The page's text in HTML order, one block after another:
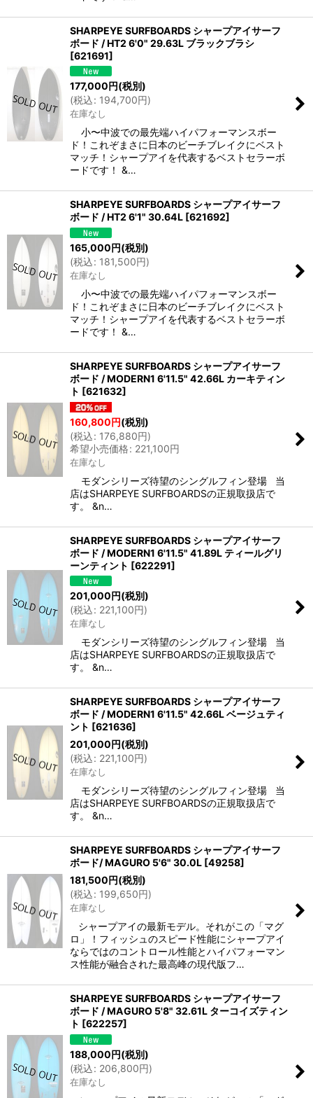
SHARPEYE SURFBOARDS シャープアイサーフ
ボード / HT2 6'0" 29.63L ブラックブラシ
[621691]
177,000円(税別)
(税込: 194,700円)
在庫なし
小〜中波での最先端ハイパフォーマンスボー
ド！これぞまさに日本のビーチブレイクにベスト
マッチ！シャープアイを代表するベストセラーボ
ードです！ &…
SHARPEYE SURFBOARDS シャープアイサーフ
ボード / HT2 6'1" 30.64L [621692]
165,000円(税別)
(税込: 181,500円)
在庫なし
小〜中波での最先端ハイパフォーマンスボー
ド！これぞまさに日本のビーチブレイクにベスト
マッチ！シャープアイを代表するベストセラーボ
ードです！ &…
SHARPEYE SURFBOARDS シャープアイサーフ
ボード / MODERN1 6'11.5" 42.66L カーキティン
ト [621632]
160,800円(税別)
(税込: 176,880円)
希望小売価格: 221,100円
在庫なし
モダンシリーズ待望のシングルフィン登場 当
店はSHARPEYE SURFBOARDSの正規取扱店で
す。 &n…
SHARPEYE SURFBOARDS シャープアイサーフ
ボード / MODERN1 6'11.5" 41.89L ティールグリ
ーンティント [622291]
201,000円(税別)
(税込: 221,100円)
在庫なし
モダンシリーズ待望のシングルフィン登場 当
店はSHARPEYE SURFBOARDSの正規取扱店で
す。 &n…
SHARPEYE SURFBOARDS シャープアイサーフ
ボード / MODERN1 6'11.5" 42.66L ベージュティ
ント [621636]
201,000円(税別)
(税込: 221,100円)
在庫なし
モダンシリーズ待望のシングルフィン登場 当
店はSHARPEYE SURFBOARDSの正規取扱店で
す。 &n…
SHARPEYE SURFBOARDS シャープアイサーフ
ボード/ MAGURO 5'6" 30.0L [49258]
181,500円(税別)
(税込: 199,650円)
在庫なし
シャープアイの最新モデル。それがこの「マグ
ロ」！フィッシュのスピード性能にシャープアイ
ならではのコントロール性能とハイパフォーマン
ス性能が融合された最高峰の現代版フ…
SHARPEYE SURFBOARDS シャープアイサーフ
ボード / MAGURO 5'8" 32.61L ターコイズティン
ト [622257]
188,000円(税別)
(税込: 206,800円)
在庫なし